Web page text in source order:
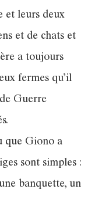
et leurs deux
et de chats et
a toujours
fermes qu’il
Guerre
que Giono a
sont simples :
banquette, un